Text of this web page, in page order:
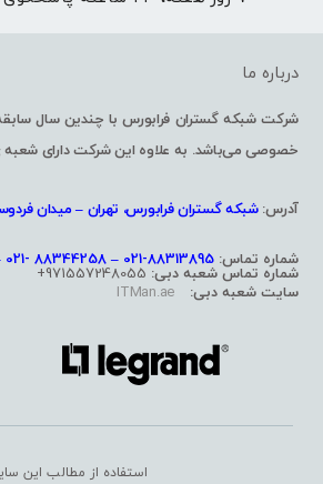
درباره ما
خصوصی می‌باشد. به علاوه این شرکت دارای شعبه
آدرس:شبکه گستران فرابورس، تهران – میدان
شماره تماس: 88313895-021 – 88344258 -021 – 88867568-021
شماره تماس شعبه دبی:
سایت شعبه دبی: ITMan.ae
استفاده از مطالب این